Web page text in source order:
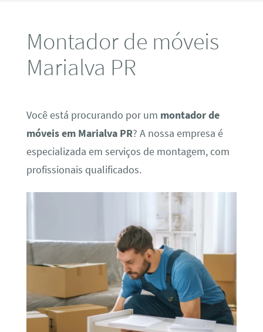
Montador de móveis
Marialva PR
Você está procurando por um montador de
móveis em Marialva PR? A nossa empresa é
especializada em serviços de montagem, com
profissionais qualificados.